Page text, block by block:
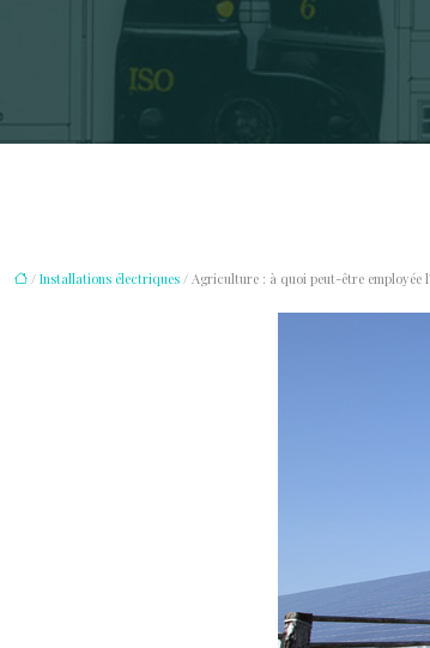
/ Installations électriques / Agriculture : à quoi peut-être employée